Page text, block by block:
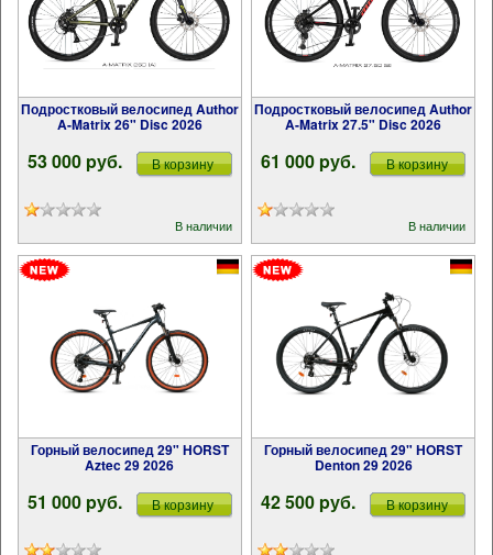
Подростковый велосипед Author
A-Matrix 26" Disc 2026
53 000 pуб. В корзину
В наличии
Подростковый велосипед Author
A-Matrix 27.5" Disc 2026
61 000 pуб. В корзину
В наличии
Горный велосипед 29" HORST
Aztec 29 2026
51 000 pуб. В корзину
Горный велосипед 29" HORST
Denton 29 2026
42 500 pуб. В корзину